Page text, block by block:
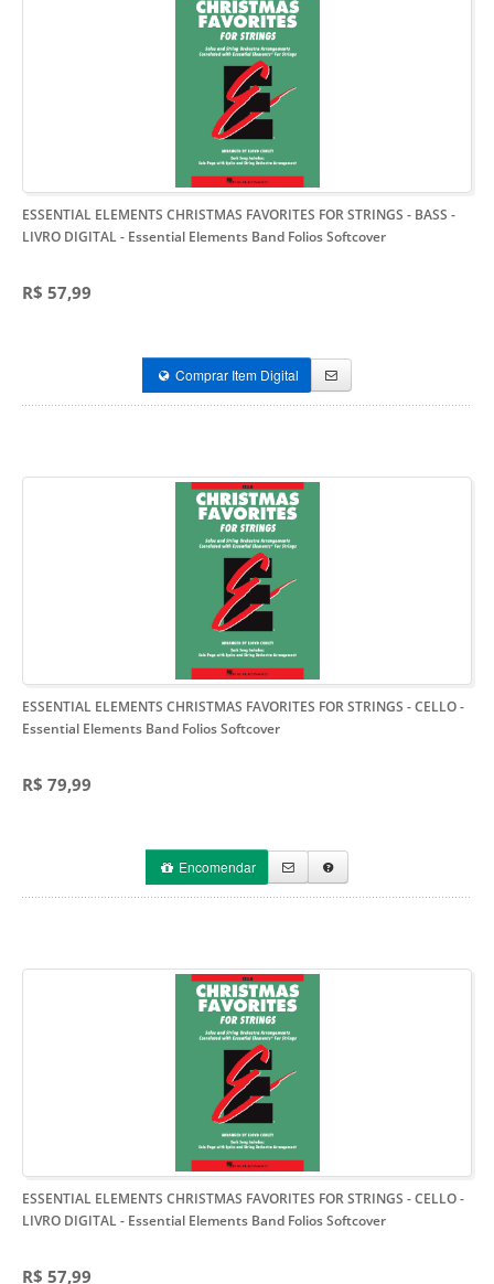
ESSENTIAL ELEMENTS CHRISTMAS FAVORITES FOR STRINGS - BASS -
LIVRO DIGITAL- Essential Elements Band Folios Softcover
R$ 57,99
Comprar Item Digital
ESSENTIAL ELEMENTS CHRISTMAS FAVORITES FOR STRINGS - CELLO-
Essential Elements Band Folios Softcover
R$ 79,99
Encomendar
ESSENTIAL ELEMENTS CHRISTMAS FAVORITES FOR STRINGS - CELLO -
LIVRO DIGITAL- Essential Elements Band Folios Softcover
R$ 57,99